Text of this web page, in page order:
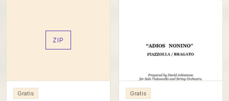
ZIP
Gratis Gratis